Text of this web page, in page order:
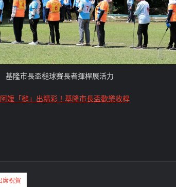
基隆市長盃槌球賽長者揮桿展活力
嬤「槌」出精彩！基隆市長盃歡樂收桿
祝賀